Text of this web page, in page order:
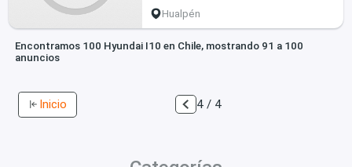
Hualpén
Encontramos 100 Hyundai I10 en Chile, mostrando 91 a 100
anuncios
Inicio 4 / 4